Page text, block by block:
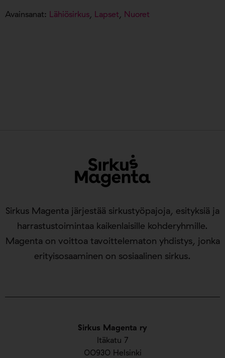
Avainsanat: Lähiösirkus, Lapset, Nuoret
Sirkus Magenta ry
Itäkatu 7
00930 Helsinki
Sirkus Magenta järjestää sirkustyöpajoja, esityksiä ja
harrastustoimintaa kaikenlaisille kohderyhmille.
Magenta on voittoa tavoittelematon yhdistys, jonka
erityisosaaminen on sosiaalinen sirkus.